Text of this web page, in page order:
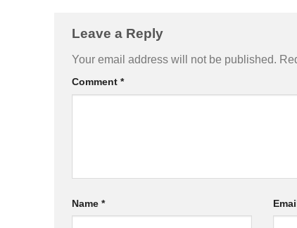
Leave a Reply
Your email address will not be published.
Comment *
Name *